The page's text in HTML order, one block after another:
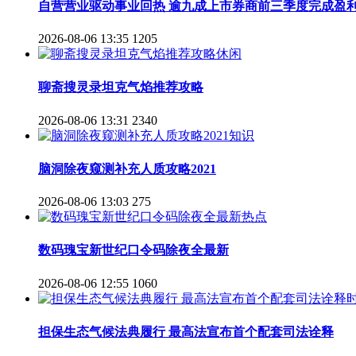
自营营业驱动事业回热 逾九成上市券商前三季度完成盈
2026-08-06 13:35 1205
休闲
聊斋搜灵录坦克气焰推荐攻略
2026-08-06 13:31 2340
知识
脑洞除夜窥测补充人质攻略2021
2026-08-06 13:03 275
热点
数码瑰宝新世纪口令码除夜全最新
2026-08-06 12:55 1060
担保生态气候法典履行 最高法宣布首个配套司法诠释